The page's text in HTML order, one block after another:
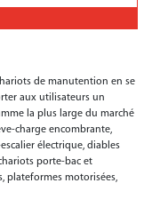
de manutention en se
aux utilisateurs un
la plus large du marché
charge encombrante,
électrique, diables
porte-bac et
plateformes motorisées,